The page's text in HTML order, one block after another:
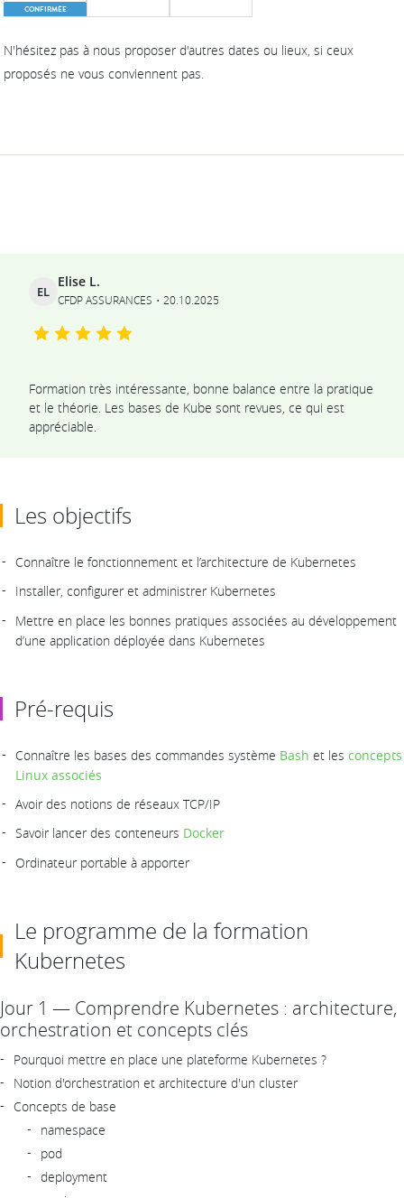
CONFIRMÉE
N'hésitez pas à nous proposer d'autres dates ou lieux, si ceux
proposés ne vous conviennent pas.
EL
Elise L.
CFDP ASSURANCES 20.10.2025
Formation très intéressante, bonne balance entre la pratique
et le théorie. Les bases de Kube sont revues, ce qui est
appréciable.
Les objectifs
Connaître le fonctionnement et l’architecture de Kubernetes
Installer, configurer et administrer Kubernetes
Mettre en place les bonnes pratiques associées au développement
d’une application déployée dans Kubernetes
Pré-requis
Connaître les bases des commandes système Bash et les concepts
Linux associés
Avoir des notions de réseaux TCP/IP
Savoir lancer des conteneurs Docker
Ordinateur portable à apporter
Le programme de la formation
Kubernetes
Jour 1 — Comprendre Kubernetes : architecture,
orchestration et concepts clés
Pourquoi mettre en place une plateforme Kubernetes ?
Notion d'orchestration et architecture d'un cluster
Concepts de base
namespace
pod
deployment